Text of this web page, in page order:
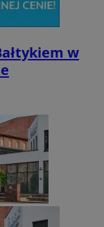
w
z podstawowych
kontem. Bez
internetowej.
/